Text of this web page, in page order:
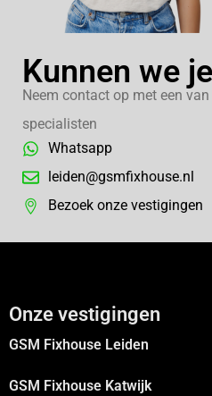
Kunnen we
Neem contact op met een
specialisten
Whatsapp
leiden@gsmfixhouse.nl
Bezoek onze vestigingen
Onze vestigingen
GSM Fixhouse Leiden
GSM Fixhouse Katwijk